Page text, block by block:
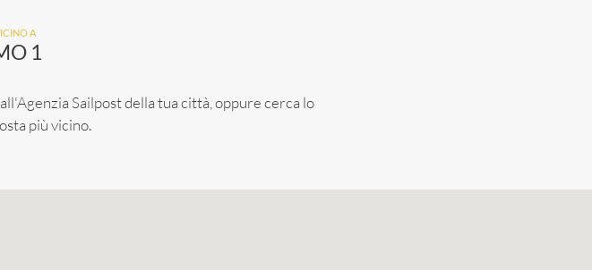
A
1
Sailpost della tua città, oppure cerca lo
più vicino.